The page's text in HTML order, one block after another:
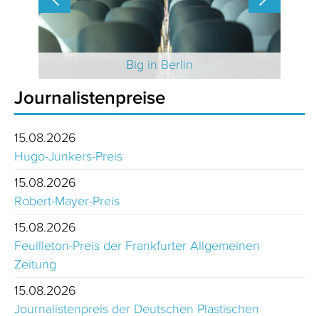
Big in Berlin
Journalistenpreise
15.08.2026
Hugo-Junkers-Preis
15.08.2026
Robert-Mayer-Preis
15.08.2026
Feuilleton-Preis der Frankfurter Allgemeinen
Zeitung
15.08.2026
Journalistenpreis der Deutschen Plastischen